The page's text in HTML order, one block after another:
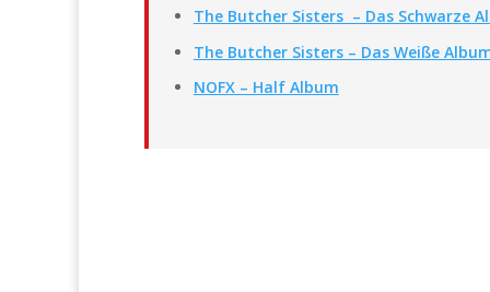
The Butcher Sisters – Das Schwarze
The Butcher Sisters – Das Weiße
NOFX – Half Album